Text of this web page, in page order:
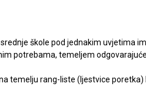
škole pod jednakim uvjetima
potrebama, temeljem
temelju rang-liste (ljestvice